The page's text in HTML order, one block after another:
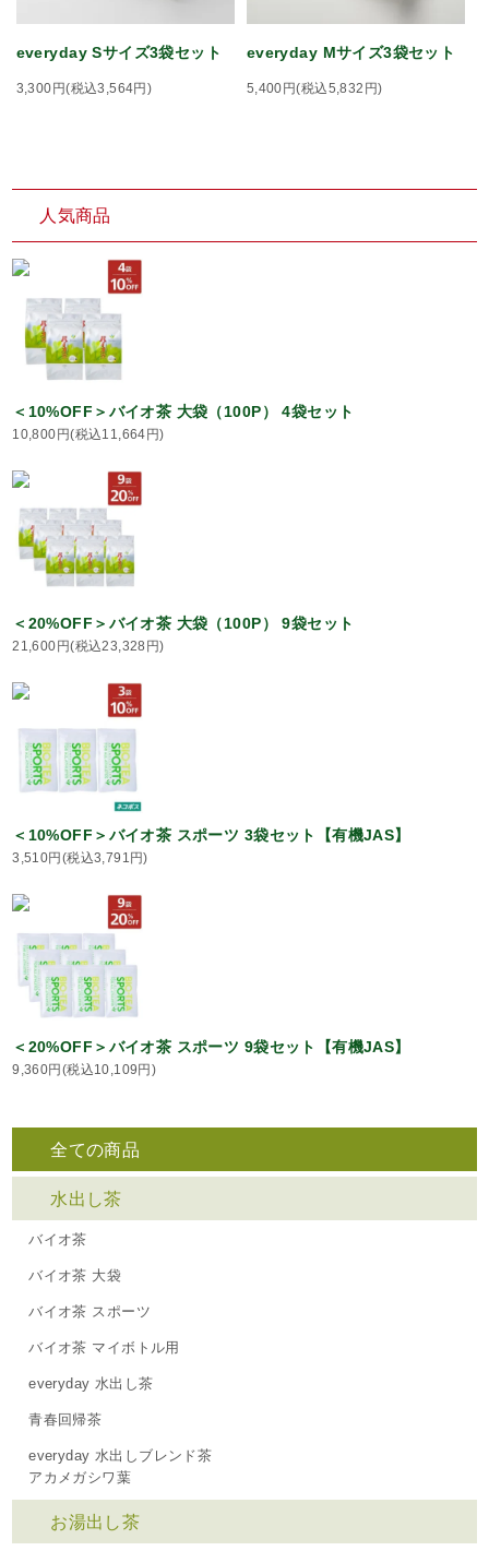
everyday Sサイズ3袋セット
3,300円(税込3,564円)
everyday Mサイズ3袋セット
5,400円(税込5,832円)
人気商品
＜10%OFF＞バイオ茶 大袋（100P） 4袋セット
10,800円(税込11,664円)
＜20%OFF＞バイオ茶 大袋（100P） 9袋セット
21,600円(税込23,328円)
＜10%OFF＞バイオ茶 スポーツ 3袋セット【有機JAS】
3,510円(税込3,791円)
＜20%OFF＞バイオ茶 スポーツ 9袋セット【有機JAS】
9,360円(税込10,109円)
全ての商品
水出し茶
バイオ茶
バイオ茶 大袋
バイオ茶 スポーツ
バイオ茶 マイボトル用
everyday 水出し茶
青春回帰茶
everyday 水出しブレンド茶
アカメガシワ葉
お湯出し茶